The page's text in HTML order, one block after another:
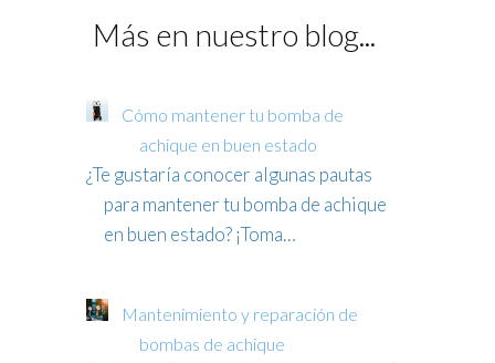
Más en nuestro blog...
Cómo mantener tu bomba de
achique en buen estado
¿Te gustaría conocer algunas pautas
para mantener tu bomba de achique
en buen estado? ¡Toma…
Mantenimiento y reparación de
bombas de achique